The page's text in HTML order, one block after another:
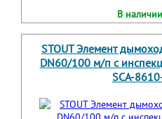
В
STOUT Элемент
DN60/100 м/п с
SCA-